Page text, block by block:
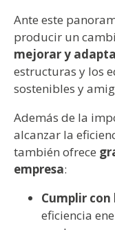
Ante este
producir un
mejorar y
estructuras y los
sostenibles y
Además de la
alcanzar la
también ofrece
empresa:
Cumplir
eficiencia